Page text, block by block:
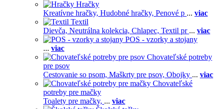
Hračky
Kreatívne hračky, Hudobné hračky, Penové p ... viac
Textil
Dievča, Neutrálna kolekcia, Chlapec, Textil pr ... viac
POS - vzorky a stojany
... viac
Chovateľské potreby
pre psov
Cestovanie so psom, Maškrty pre psov, Obojky ... viac
Chovateľské
potreby pre mačky
Toalety pre mačky, ... viac